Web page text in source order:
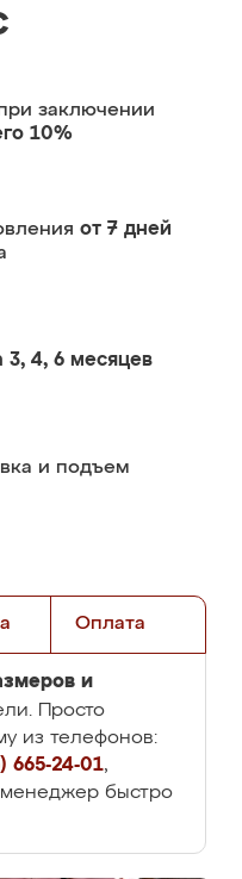
заключении
10%
от 7 дней
3, 4, 6 месяцев
и подъем
Оплата
и
Просто
из телефонов:
665-24-01,
быстро